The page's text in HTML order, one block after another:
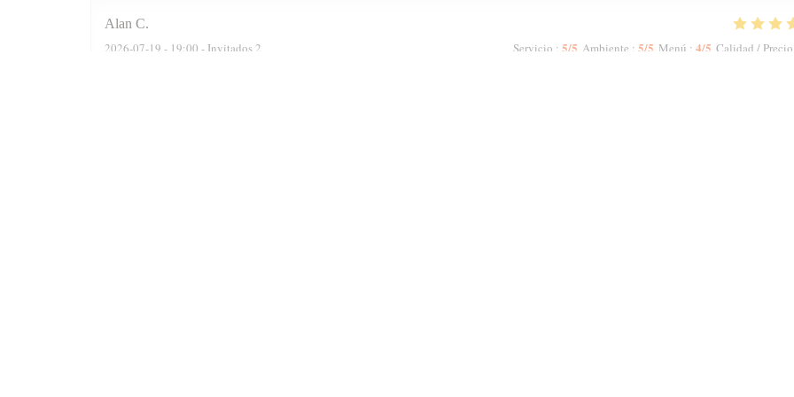
Alan C
2026-07-19 - 19:00 - Invitados 2 Servicio : 5/5 Ambiente : 5/5 Menú : 4/5 Calidad / Precio